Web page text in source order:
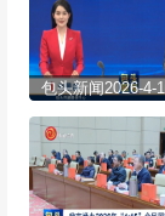
包头新闻2026-4-